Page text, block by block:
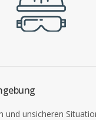
und unsicheren